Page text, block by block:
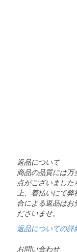
返品について
商品の品質には
点がございまし
上、着払いにて弊
合による返品はお
ださいませ。
返品についての詳
お問い合わせ